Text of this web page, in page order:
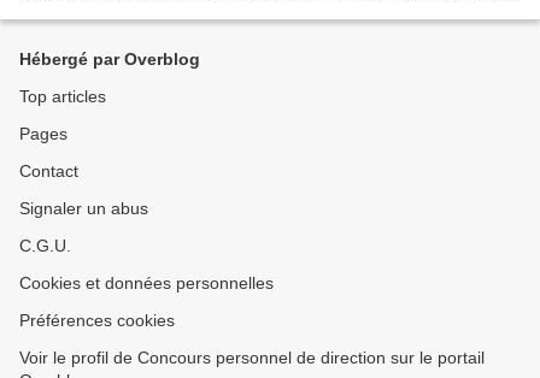
Hébergé par Overblog
Top articles
Pages
Contact
Signaler un abus
C.G.U.
Cookies et données personnelles
Préférences cookies
Voir le profil de Concours personnel de direction sur le portail